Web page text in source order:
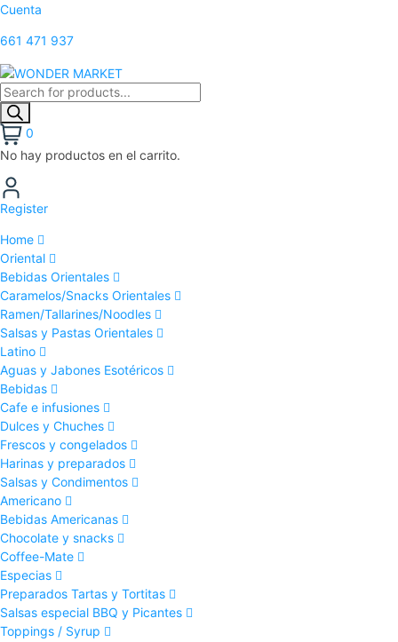
Cuenta
661 471 937
0
No hay productos en el carrito.
Register
Home
Oriental
Bebidas Orientales
Caramelos/Snacks Orientales
Ramen/Tallarines/Noodles
Salsas y Pastas Orientales
Latino
Aguas y Jabones Esotéricos
Bebidas
Cafe e infusiones
Dulces y Chuches
Frescos y congelados
Harinas y preparados
Salsas y Condimentos
Americano
Bebidas Americanas
Chocolate y snacks
Coffee-Mate
Especias
Preparados Tartas y Tortitas
Salsas especial BBQ y Picantes
Toppings / Syrup